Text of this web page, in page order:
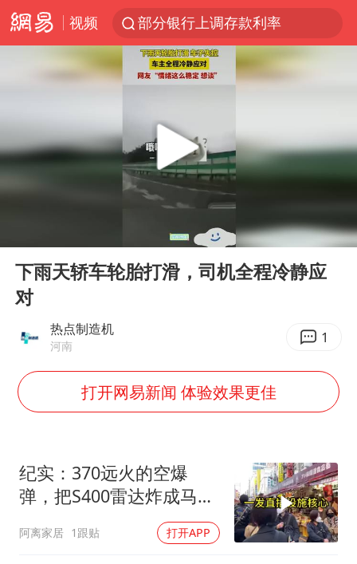
视频
部分银行上调存款利率
小沈阳加盟《披荆斩棘》
三预警齐发 11个省份有大到暴雨
国乒连续两站无缘冠军
上海鼓励居家办公
5万小车卖不动 微型代步车集体遇冷
4.2平卫生间补漏注胶花1.55万
周星驰妈妈现身香港首映礼
白海豚路径图
56岁刘奕君跟13岁女儿合跳
“还不如不放假”
从科技创新看开局起步的时与势
Play
00:24
下雨天轿车轮胎打滑，司机全程冷静应
对
热点制造机
河南 1
打开网易新闻 体验效果更佳
纪实：370远火的空爆
弹，把S400雷达炸成马蜂
窝，靶标惨状让台军急眼
了
阿离家居 1跟贴 打开APP